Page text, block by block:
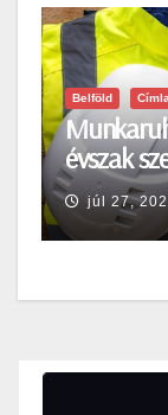
Belföld
évszak
júl 27,